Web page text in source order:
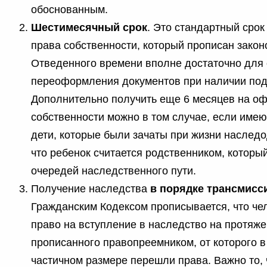
обоснованным.
Шестимесячный срок. Это стандартный
права собственности, который прописан
Отведенного времени вполне достаточно
переоформления документов при наличии
Дополнительно получить еще 6 месяцев на
собственности можно в том случае, если
дети, которые были зачаты при жизни
что ребенок считается родственником,
очередей наследственного пути.
Получение наследства в порядке
Гражданским Кодексом прописывается, что
право на вступление в наследство на
прописанного правопреемником, от которого
частичном размере перешли права. Важно то,